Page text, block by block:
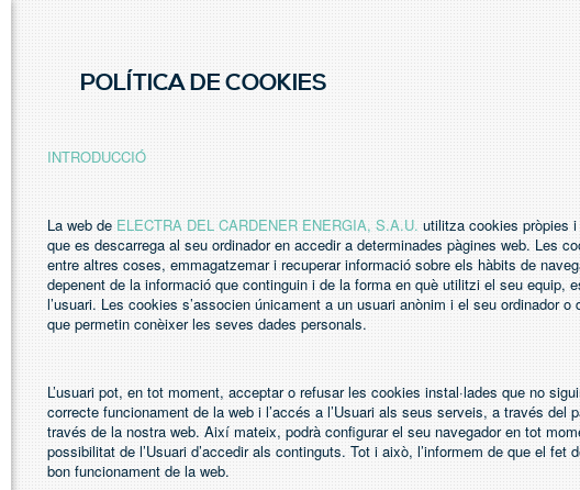
POLÍTICA DE COOKIES
INTRODUCCIÓ
La web de ELECTRA DEL CARDENER ENERGIA, S.A.U. utilitza cookies pròpies
que es descarrega al seu ordinador en accedir a determinades pàgines web. Les
entre altres coses, emmagatzemar i recuperar informació sobre els hàbits de
depenent de la informació que continguin i de la forma en què utilitzi el seu equip,
l’usuari. Les cookies s’associen únicament a un usuari anònim i el seu ordinador
que permetin conèixer les seves dades personals.
L’usuari pot, en tot moment, acceptar o refusar les cookies instal·lades que no
correcte funcionament de la web i l’accés a l’Usuari als seus serveis, a través del
través de la nostra web. Així mateix, podrà configurar el seu navegador en tot
possibilitat de l’Usuari d’accedir als continguts. Tot i això, l’informem de que el fet
bon funcionament de la web.